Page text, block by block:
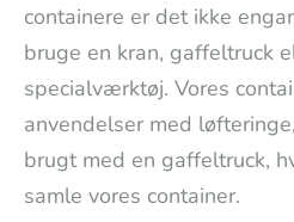
containere er det ikke
bruge en kran, gaffeltruck
specialværktøj. Vores
anvendelser med
brugt med en gaffeltruck,
samle vores container.